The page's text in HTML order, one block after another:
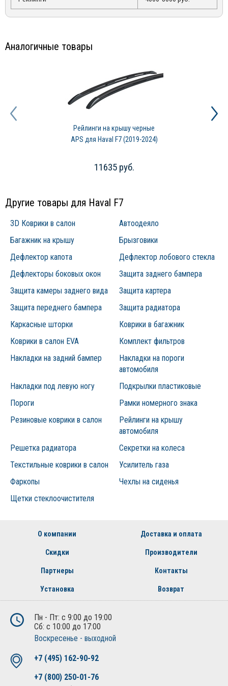
рейлинги равномерно распределять их по поверхности
поперечин. Причем более тяжелые вещи необходимо размещать
3. Надежно фиксировать груз к поперечинам и самим рейлингам.
грузов к кузову автомобиля, для исключения их раскачивания в
5. Выбирать наиболее оптимальный режим движения с
пониженной скоростью, избегая резких разгонов и торможений.
Аналогичные товары
Рейлинги на крышу черные
APS для Haval F7 (2019-2024)
11635 руб.
Другие товары для Haval F7
3D Коврики в салон
Автоодеяло
Багажник на крышу
Брызговики
Дефлектор капота
Дефлектор лобового стекла
Дефлекторы боковых окон
Защита заднего бампера
Защита камеры заднего вида
Защита картера
Защита переднего бампера
Защита радиатора
Каркасные шторки
Коврики в багажник
Коврики в салон EVA
Комплект фильтров
Накладки на задний бампер
Накладки на пороги
автомобиля
Накладки под левую ногу
Подкрылки пластиковые
Пороги
Рамки номерного знака
Резиновые коврики в салон
Рейлинги на крышу
автомобиля
Решетка радиатора
Секретки на колеса
Текстильные коврики в салон
Усилитель газа
Фаркопы
Чехлы на сиденья
Щетки стеклоочистителя
О компании Доставка и оплата
Скидки Производители
Партнеры Контакты
Установка Возврат
Пн - Пт: с 9:00 до 19:00
Сб: с 10:00 до 17:00
Воскресенье - выходной
+7 (495) 162-90-92
+7 (800) 250-01-76